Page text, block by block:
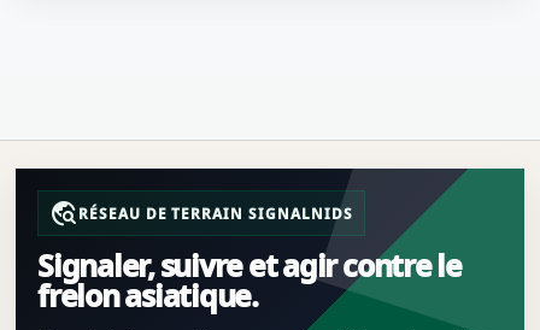
travel_exploreRÉSEAU DE TERRAIN SIGNALNIDS
Signaler, suivre et agir contre le
frelon asiatique.